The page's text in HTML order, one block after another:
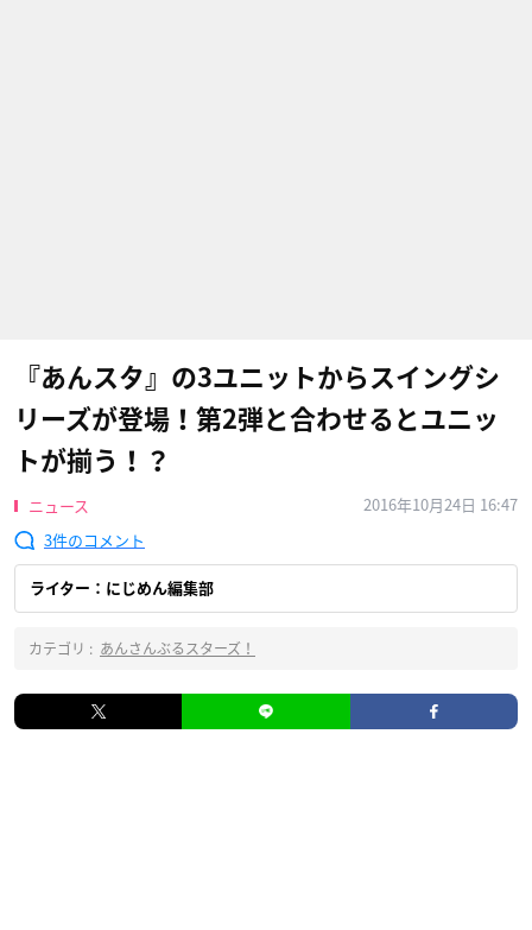
『あんスタ』の3ユニットからスイングシ
リーズが登場！第2弾と合わせるとユニッ
トが揃う！？
ニュース
2016年10月24日 16:47
3
ライター：にじめん編集部
カテゴリ : あんさんぶるスターズ！